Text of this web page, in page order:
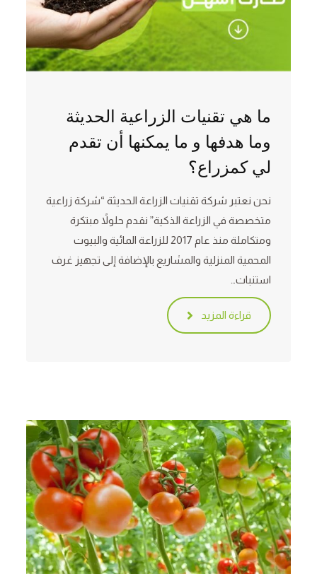
ما هي تقنيات الزراعية الحديثة
وما هدفها و ما يمكنها أن تقدم
لي كمزراع؟
نحن نعتبر شركة تقنيات الزراعة الحديثة “شركة زراعية
متخصصة في الزراعة الذكية” نقدم حلولاً مبتكرة
ومتكاملة منذ عام 2017 للزراعة المائية والبيوت
المحمية المنزلية والمشاريع بالإضافة إلى تجهيز غرف
استنبات…
قراءة المزيد